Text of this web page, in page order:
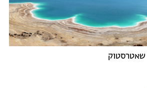
שאטרסטוק